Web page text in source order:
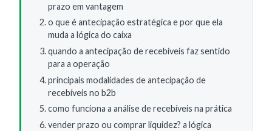
prazo em vantagem
o que é antecipação estratégica e por que ela
muda a lógica do caixa
quando a antecipação de recebíveis faz sentido
para a operação
principais modalidades de antecipação de
recebíveis no b2b
como funciona a análise de recebíveis na prática
vender prazo ou comprar liquidez? a lógica